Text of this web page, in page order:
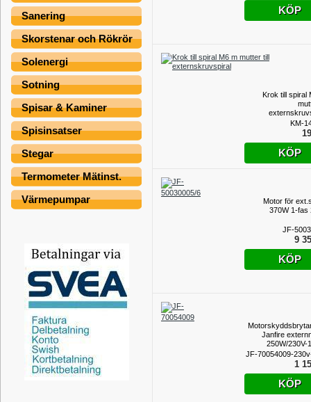
Sanering
Skorstenar och Rökrör
Solenergi
Sotning
Spisar & Kaminer
Spisinsatser
Stegar
Termometer Mätinst.
Värmepumpar
KÖP
Krok till spiral
KM-
KÖP
Motor för
370W 1-fas
JF-
9
KÖP
Janfire
250W/230V-
JF-70054009-
1
KÖP